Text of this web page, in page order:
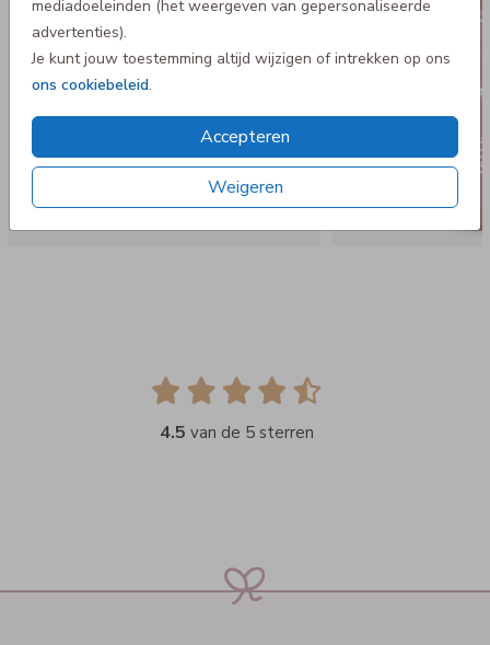
mediadoeleinden (het weergeven van gepersonaliseerde
advertenties).
Je kunt jouw toestemming altijd wijzigen of intrekken op ons
ons cookiebeleid.
Accepteren
Weigeren
4.5 van de 5 sterren